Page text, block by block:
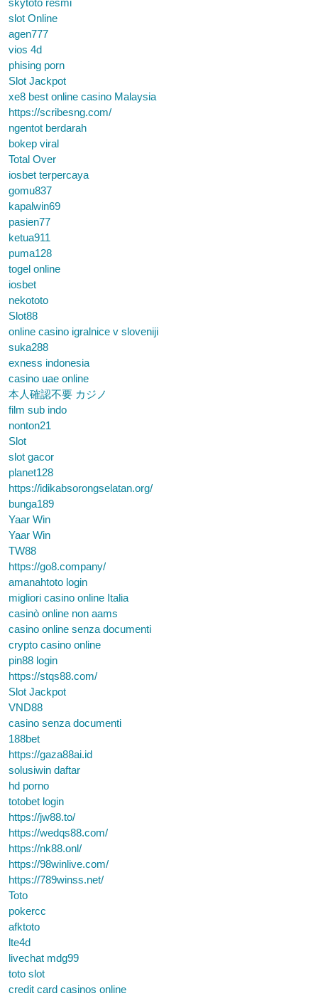
skytoto resmi
slot Online
agen777
vios 4d
phising porn
Slot Jackpot
xe8 best online casino Malaysia
https://scribesng.com/
ngentot berdarah
bokep viral
Total Over
iosbet terpercaya
gomu837
kapalwin69
pasien77
ketua911
puma128
togel online
iosbet
nekototo
Slot88
online casino igralnice v sloveniji
suka288
exness indonesia
casino uae online
本人確認不要 カジノ
film sub indo
nonton21
Slot
slot gacor
planet128
https://idikabsorongselatan.org/
bunga189
Yaar Win
Yaar Win
TW88
https://go8.company/
amanahtoto login
migliori casino online Italia
casinò online non aams
casino online senza documenti
crypto casino online
pin88 login
https://stqs88.com/
Slot Jackpot
VND88
casino senza documenti
188bet
https://gaza88ai.id
solusiwin daftar
hd porno
totobet login
https://jw88.to/
https://wedqs88.com/
https://nk88.onl/
https://98winlive.com/
https://789winss.net/
Toto
pokercc
afktoto
lte4d
livechat mdg99
toto slot
credit card casinos online